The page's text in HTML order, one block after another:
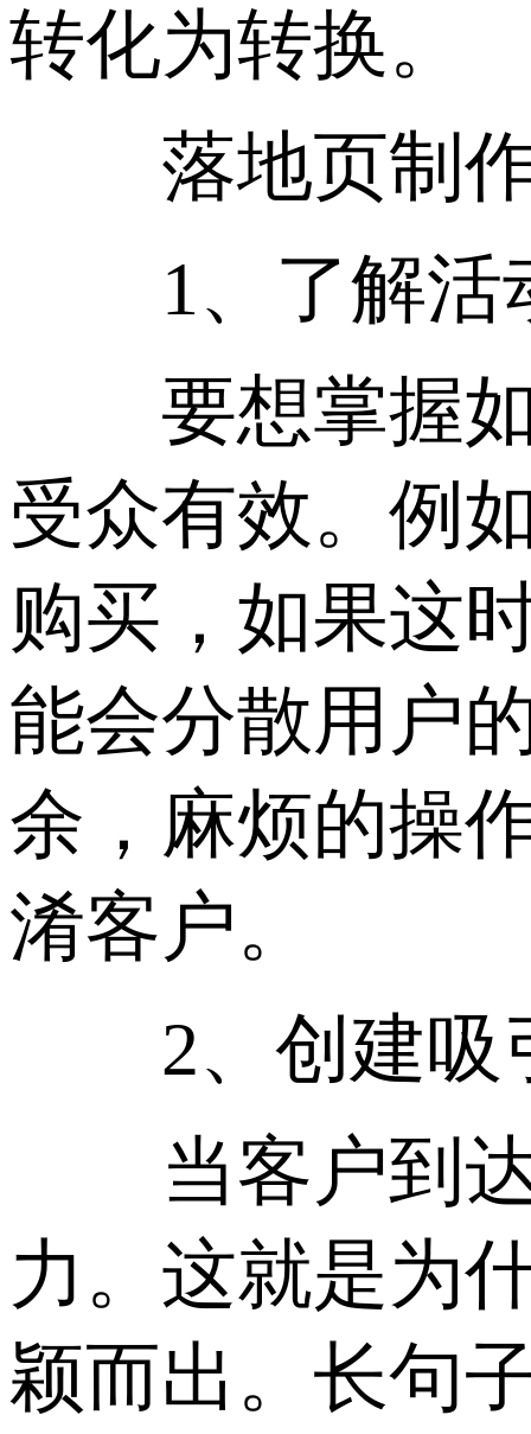
转化为转换。
落地页制
1、了解活
要想掌握如
受众有效。例
购买，如果这
能会分散用户
余，麻烦的操
淆客户。
2、创建吸
当客户到达
力。这就是为
颖而出。长句